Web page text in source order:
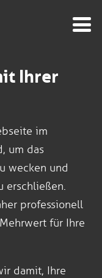
Ihrer
im
um das
wecken und
erschließen.
professionell
für Ihre
damit, Ihre